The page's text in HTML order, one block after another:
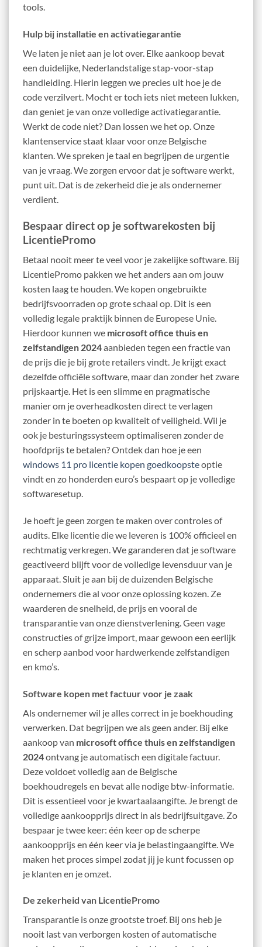
tools.
Hulp bij installatie en activatiegarantie
We laten je niet aan je lot over. Elke aankoop bevat
een duidelijke, Nederlandstalige stap-voor-stap
handleiding. Hierin leggen we precies uit hoe je de
code verzilvert. Mocht er toch iets niet meteen lukken,
dan geniet je van onze volledige activatiegarantie.
Werkt de code niet? Dan lossen we het op. Onze
klantenservice staat klaar voor onze Belgische
klanten. We spreken je taal en begrijpen de urgentie
van je vraag. We zorgen ervoor dat je software werkt,
punt uit. Dat is de zekerheid die je als ondernemer
verdient.
Bespaar direct op je softwarekosten bij
LicentiePromo
Betaal nooit meer te veel voor je zakelijke software. Bij
LicentiePromo pakken we het anders aan om jouw
kosten laag te houden. We kopen ongebruikte
bedrijfsvoorraden op grote schaal op. Dit is een
volledig legale praktijk binnen de Europese Unie.
Hierdoor kunnen we microsoft office thuis en
zelfstandigen 2024aanbieden tegen een fractie van
de prijs die je bij grote retailers vindt. Je krijgt exact
dezelfde officiële software, maar dan zonder het zware
prijskaartje. Het is een slimme en pragmatische
manier om je overheadkosten direct te verlagen
zonder in te boeten op kwaliteit of veiligheid. Wil je
ook je besturingssysteem optimaliseren zonder de
hoofdprijs te betalen? Ontdek dan hoe je een
windows 11 pro licentie kopen goedkoopsteoptie
vindt en zo honderden euro’s bespaart op je volledige
softwaresetup.
Je hoeft je geen zorgen te maken over controles of
audits. Elke licentie die we leveren is 100% officieel en
rechtmatig verkregen. We garanderen dat je software
geactiveerd blijft voor de volledige levensduur van je
apparaat. Sluit je aan bij de duizenden Belgische
ondernemers die al voor onze oplossing kozen. Ze
waarderen de snelheid, de prijs en vooral de
transparantie van onze dienstverlening. Geen vage
constructies of grijze import, maar gewoon een eerlijk
en scherp aanbod voor hardwerkende zelfstandigen
en kmo’s.
Software kopen met factuur voor je zaak
Als ondernemer wil je alles correct in je boekhouding
verwerken. Dat begrijpen we als geen ander. Bij elke
aankoop van microsoft office thuis en zelfstandigen
2024ontvang je automatisch een digitale factuur.
Deze voldoet volledig aan de Belgische
boekhoudregels en bevat alle nodige btw-informatie.
Dit is essentieel voor je kwartaalaangifte. Je brengt de
volledige aankoopprijs direct in als bedrijfsuitgave. Zo
bespaar je twee keer: één keer op de scherpe
aankoopprijs en één keer via je belastingaangifte. We
maken het proces simpel zodat jij je kunt focussen op
je klanten en je omzet.
De zekerheid van LicentiePromo
Transparantie is onze grootste troef. Bij ons heb je
nooit last van verborgen kosten of automatische